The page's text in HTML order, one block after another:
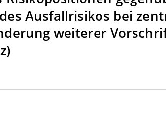
Ausfallrisikos bei
weiterer